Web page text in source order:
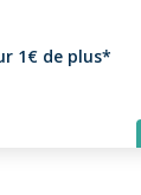
1€ de plus*